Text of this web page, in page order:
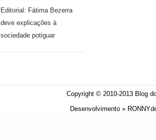
Editorial: Fátima Bezerra
deve explicações à
sociedade potiguar
Copyright © 2010-2013 Blog
Desenvolvimento »